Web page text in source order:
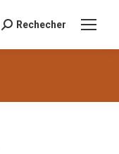
Recherche
:
Rechecher